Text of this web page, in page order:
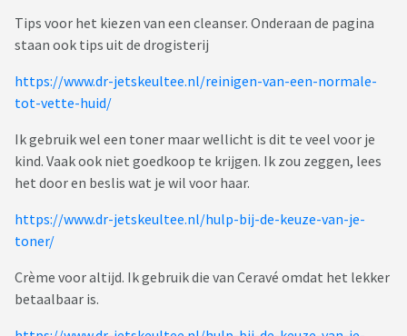
Tips voor het kiezen van een cleanser. Onderaan de pagina
staan ook tips uit de drogisterij
https://www.dr-jetskeultee.nl/reinigen-van-een-normale-
tot-vette-huid/
Ik gebruik wel een toner maar wellicht is dit te veel voor je
kind. Vaak ook niet goedkoop te krijgen. Ik zou zeggen, lees
het door en beslis wat je wil voor haar.
https://www.dr-jetskeultee.nl/hulp-bij-de-keuze-van-je-
toner/
Crème voor altijd. Ik gebruik die van Ceravé omdat het lekker
betaalbaar is.